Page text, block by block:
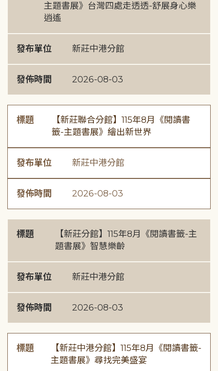
主題書展》台灣四處走透透-舒展身心樂
逍遙
發布單位 新莊中港分館
發佈時間 2026-08-03
標題
【新莊聯合分館】115年8月《閱讀書
籤-主題書展》繪出新世界
發布單位 新莊中港分館
發佈時間 2026-08-03
標題
【新莊分館】115年8月《閱讀書籤-主
題書展》智慧樂齡
發布單位 新莊中港分館
發佈時間 2026-08-03
標題
【新莊中港分館】115年8月《閱讀書籤-
主題書展》尋找完美盛宴